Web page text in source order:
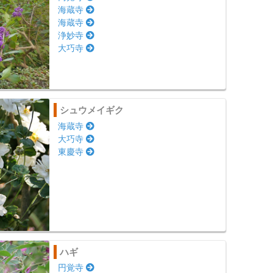
海蔵寺
海蔵寺
浄妙寺
大巧寺
シュウメイギク
海蔵寺
大巧寺
東慶寺
ハギ
円覚寺